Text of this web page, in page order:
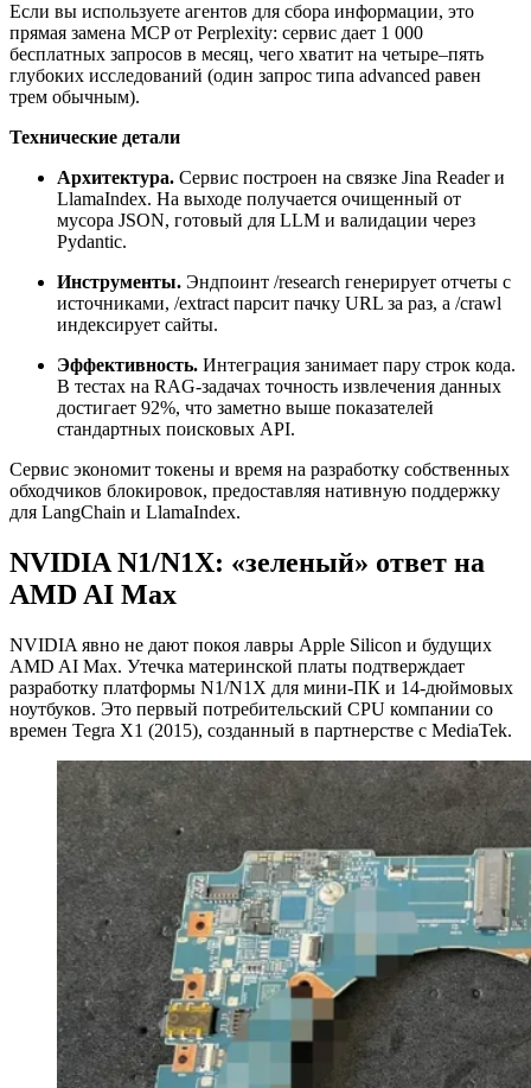
Если вы используете агентов для сбора информации, это
прямая замена MCP от Perplexity: сервис дает 1 000
бесплатных запросов в месяц, чего хватит на четыре–пять
глубоких исследований (один запрос типа advanced равен
трем обычным).
Технические детали
Архитектура. Сервис построен на связке Jina Reader и
LlamaIndex. На выходе получается очищенный от
мусора JSON, готовый для LLM и валидации через
Pydantic.
Инструменты. Эндпоинт /research генерирует отчеты с
источниками, /extract парсит пачку URL за раз, а /crawl
индексирует сайты.
Эффективность. Интеграция занимает пару строк кода.
В тестах на RAG-задачах точность извлечения данных
достигает 92%, что заметно выше показателей
стандартных поисковых API.
Сервис экономит токены и время на разработку собственных
обходчиков блокировок, предоставляя нативную поддержку
для LangChain и LlamaIndex.
NVIDIA N1/N1X: «зеленый» ответ на
AMD AI Max
NVIDIA явно не дают покоя лавры Apple Silicon и будущих
AMD AI Max. Утечка материнской платы подтверждает
разработку платформы N1/N1X для мини-ПК и 14-дюймовых
ноутбуков. Это первый потребительский CPU компании со
времен Tegra X1 (2015), созданный в партнерстве с MediaTek.